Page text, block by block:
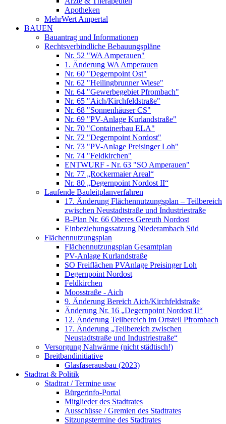
Apotheken
MehrWert Ampertal
BAUEN
Bauantrag und Informationen
Rechtsverbindliche Bebauungspläne
Nr. 52 "WA Amperauen"
1. Änderung WA Amperauen
Nr. 60 "Degernpoint Ost"
Nr. 62 "Heilingbrunner Wiese"
Nr. 64 "Gewerbegebiet Pfrombach"
Nr. 65 "Aich/Kirchfeldstraße"
Nr. 68 "Sonnenhäuser CS"
Nr. 69 "PV-Anlage Kurlandstraße"
Nr. 70 "Containerbau ELA"
Nr. 72 "Degernpoint Nordost"
Nr. 73 "PV-Anlage Preisinger Loh"
Nr. 74 "Feldkirchen"
ENTWURF - Nr. 63 "SO Amperauen"
Nr. 77 „Rockermaier Areal“
Nr. 80 „Degernpoint Nordost II“
Laufende Bauleitplanverfahren
17. Änderung Flächennutzungsplan – Teilbereich
zwischen Neustadtstraße und Industriestraße
B-Plan Nr. 66 Oberes Gereuth Nordost
Einbeziehungssatzung Niederambach Süd
Flächennutzungsplan
Flächennutzungsplan Gesamtplan
PV-Anlage Kurlandstraße
SO Freiflächen PV­Anlage Preisinger Loh
Degernpoint Nordost
Feldkirchen
Moosstraße - Aich
9. Änderung Bereich Aich/Kirchfeldstraße
Änderung Nr. 16 „Degernpoint Nordost II“
12. Änderung Teilbereich im Ortsteil Pfrombach
17. Änderung „Teilbereich zwischen
Neustadtstraße und Industriestraße“
Versorgung Nahwärme (nicht städtisch!)
Breitbandinitiative
Glasfaserausbau (2023)
Stadtrat & Politik
Stadtrat / Termine usw
Bürgerinfo-Portal
Mitglieder des Stadtrates
Ausschüsse / Gremien des Stadtrates
Sitzungstermine des Stadtrates